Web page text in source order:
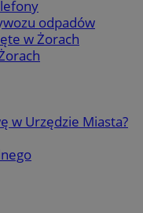
odpadów
w Żorach
w Urzędzie Miasta?